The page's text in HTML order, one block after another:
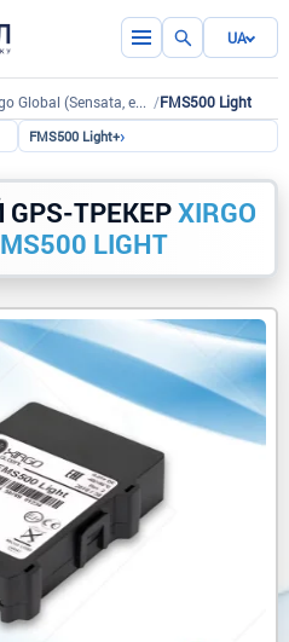
UA
Xirgo Global (Sensata, ex-BCE) /FMS500 Light
FMS500 Light+›
ТРЕКЕРXIRGO
LIGHT